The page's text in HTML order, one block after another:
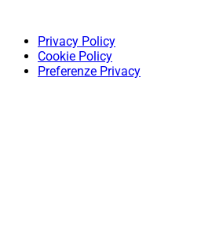
Privacy Policy
Cookie Policy
Preferenze Privacy